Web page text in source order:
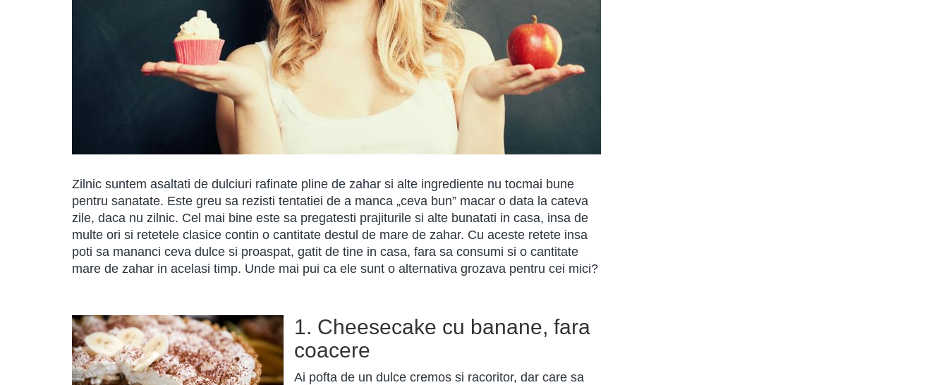
Zilnic suntem asaltati de dulciuri rafinate pline de zahar si alte ingrediente nu tocmai bune
pentru sanatate. Este greu sa rezisti tentatiei de a manca „ceva bun” macar o data la cateva
zile, daca nu zilnic. Cel mai bine este sa pregatesti prajiturile si alte bunatati in casa, insa de
multe ori si retetele clasice contin o cantitate destul de mare de zahar. Cu aceste retete insa
poti sa mananci ceva dulce si proaspat, gatit de tine in casa, fara sa consumi si o cantitate
mare de zahar in acelasi timp. Unde mai pui ca ele sunt o alternativa grozava pentru cei mici?
1. Cheesecake cu banane, fara
coacere
Ai pofta de un dulce cremos si racoritor, dar care sa